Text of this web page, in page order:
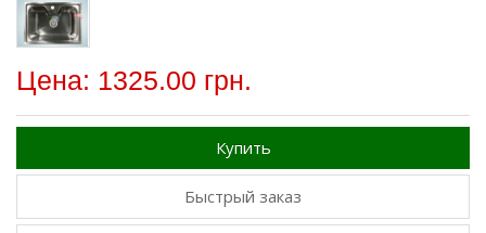
Цена: 1325.00 грн.
Купить
Быстрый заказ